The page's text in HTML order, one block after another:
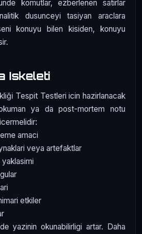
komutlar, ezberlenen satirlar
dusunceyi tasiyan araclara
konuyu bilen kisiden, konuyu
Iskeleti
Tespit Testleri icin hazirlanacak
ya da post-mortem notu
amaci
veya artefaktlar
yaklasimi
etkiler
yazinin okunabilirligi artar. Daha